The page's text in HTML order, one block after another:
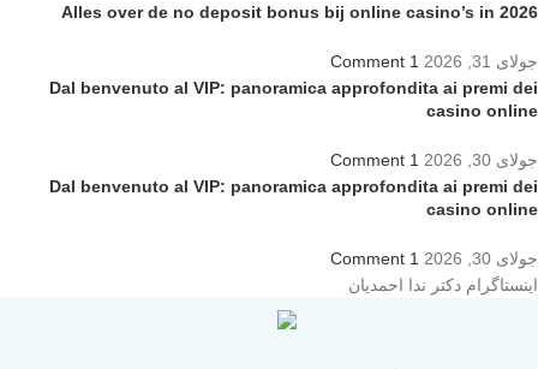
Alles over de no deposit bonus bij online casino’s in 2026
جولای 31, 2026
1 Comment
Dal benvenuto al VIP: panoramica approfondita ai premi dei
casino online
جولای 30, 2026
1 Comment
Dal benvenuto al VIP: panoramica approfondita ai premi dei
casino online
جولای 30, 2026
1 Comment
اینستاگرام دکتر ندا احمدیان